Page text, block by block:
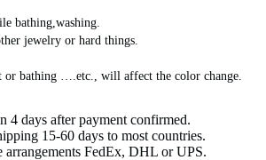
bathing,washing.
jewelry or hard things.
or bathing ….etc., will affect the color change.
4 days after payment confirmed.
15-60 days to most countries.
arrangements FedEx, DHL or UPS.